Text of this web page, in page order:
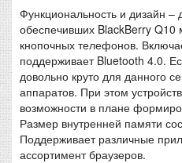
Функциональность и дизайн
обеспечивших BlackBerry Q10
кнопочных телефонов.
поддерживает Bluetooth 4.0.
довольно круто для данного
аппаратов. При этом
возможности в плане
Размер внутренней памяти
Поддерживает различные
ассортимент браузеров.